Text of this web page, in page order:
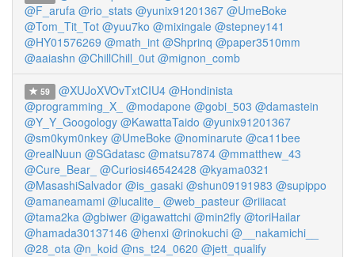
@F_arufa @rio_stats @yunix91201367 @UmeBoke
@Tom_Tit_Tot @yuu7ko @mixingale @stepney141
@HY01576269 @math_int @Shprinq @paper3510mm
@aaiashn @ChillChill_0ut @mignon_comb
59 @XUJoXVOvTxtCIU4 @Hondinista
@programming_X_ @modapone @gobi_503 @damastein
@Y_Y_Googology @KawattaTaido @yunix91201367
@sm0kym0nkey @UmeBoke @nominarute @ca11bee
@realNuun @SGdatasc @matsu7874 @mmatthew_43
@Cure_Bear_ @Curiosi46542428 @kyama0321
@MasashiSalvador @is_gasaki @shun09191983 @supippo
@amaneamami @lucalite_ @web_pasteur @riiiacat
@tama2ka @gbiwer @igawattchi @min2fly @toriHailar
@hamada30137146 @henxi @rinokuchi @__nakamichi__
@28_ota @n_koid @ns_t24_0620 @jett_qualify